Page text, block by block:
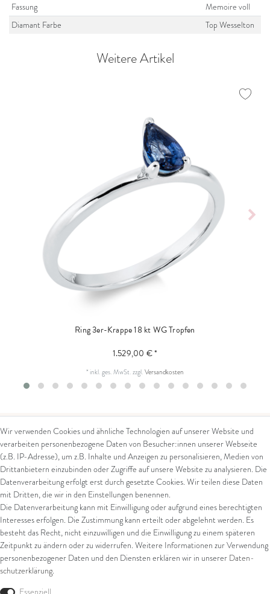
Fassung
Memoire voll
Diamant Farbe
Top Wesselton
Weitere Artikel
Ring 3er-Krappe 18 kt WG Tropfen
1.529,00 € *
* inkl. ges. MwSt.zzgl.Versandkosten
Kontakt
Kontaktformular
Arena in Arte GmbH
Marktgasse 2,
8600 Dübendorf
Tel: +41 44 821 60 40
E-Mail:info@goldschmiede-
arena.com
Rechtliches
AGB
Impressum
Datenschutz
Widerrufsrecht
Zahlung und Versand
Widerrufsformular
Wir verwenden Cookies und ähnliche Technologien auf unserer Website und
verarbeiten personenbezogene Daten von Besucher:innen unserer Webseite
(z.B. IP-Adresse), um z.B. Inhalte und Anzeigen zu personalisieren, Medien von
Drittanbietern einzubinden oder Zugriffe auf unsere Website zu analysieren. Die
Datenverarbeitung erfolgt erst durch gesetzte Cookies. Wir teilen diese Daten
mit Dritten, die wir in den Einstellungen benennen.
Die Datenverarbeitung kann mit Einwilligung oder aufgrund eines berechtigten
Interesses erfolgen. Die Zustimmung kann erteilt oder abgelehnt werden. Es
besteht das Recht, nicht einzuwilligen und die Einwilligung zu einem späteren
Zeitpunkt zu ändern oder zu widerrufen. Weitere Informationen zur Verwendung
personenbezogener Daten und den Diensten erklären wir in unserer Daten­
schutz­erklärung.